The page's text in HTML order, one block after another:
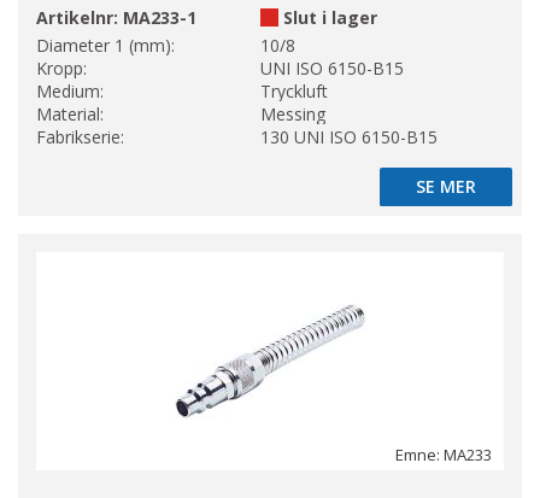
Artikelnr: MA233-1
Slut i lager
Diameter 1 (mm):
10/8
Kropp:
UNI ISO 6150-B15
Medium:
Tryckluft
Material:
Messing
Fabrikserie:
130 UNI ISO 6150-B15
SE MER
SE MER
Emne: MA233